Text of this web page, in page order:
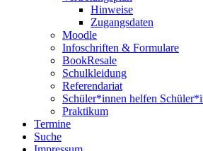
Hinweise
Zugangsdaten
Moodle
Infoschriften & Formulare
BookResale
Schulkleidung
Referendariat
Schüler*innen helfen
Praktikum
Termine
Suche